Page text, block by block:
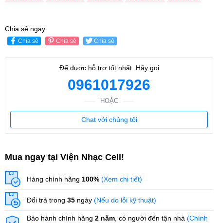
Chia sẻ ngay:
Chia sẻ Chia sẻ Chia sẻ
Để được hỗ trợ tốt nhất. Hãy gọi
0961017926
HOẶC
Chat với chúng tôi
Mua ngay tại Viện Nhạc Cell!
Hàng chính hãng 100% (Xem chi tiết)
Đổi trả trong 35 ngày (Nếu do lỗi kỹ thuật)
Bảo hành chính hãng 2 năm , có người đến tận nhà (Chính